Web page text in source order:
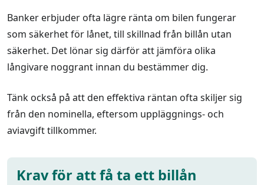
Banker erbjuder ofta lägre ränta om bilen fungerar
som säkerhet för lånet, till skillnad från billån utan
säkerhet. Det lönar sig därför att jämföra olika
långivare noggrant innan du bestämmer dig.
Tänk också på att den effektiva räntan ofta skiljer sig
från den nominella, eftersom uppläggnings- och
aviavgift tillkommer.
Krav för att få ta ett billån